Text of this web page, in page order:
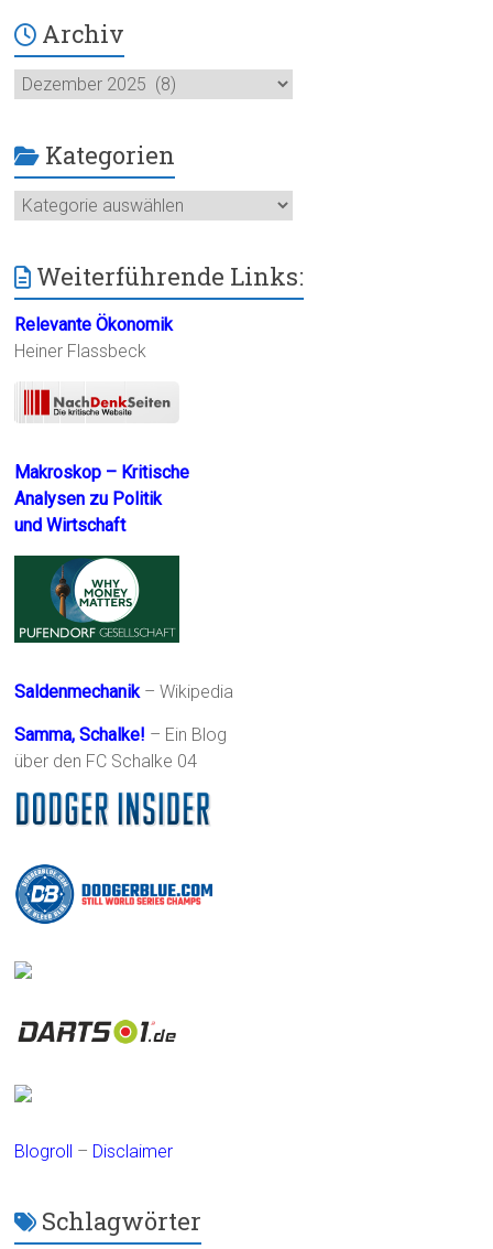
Archiv
Archiv
Kategorien
Kategorien
Weiterführende Links:
Relevante Ökonomik
Heiner Flassbeck
Makroskop – Kritische
Analysen zu Politik
und Wirtschaft
Saldenmechanik– Wikipedia
Samma, Schalke! – Ein Blog
über den FC Schalke 04
Blogroll – Disclaimer
Schlagwörter